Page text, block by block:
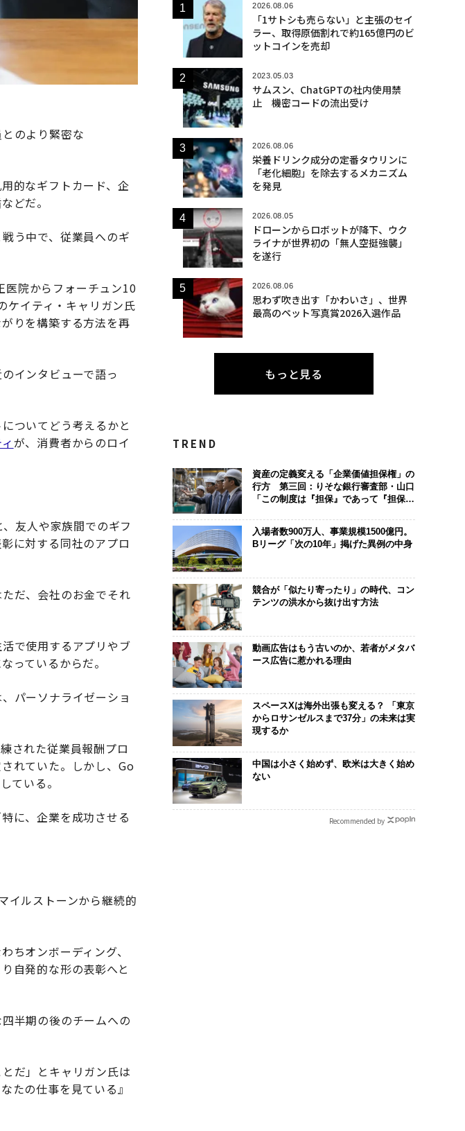
のより緊密な
的なギフトカード、企
どだ。
う中で、従業員へのギ
院からフォーチュン10
ケイティ・キャリガン氏
りを構築する方法を再
インタビューで語っ
ついてどう考えるかと
が、消費者からのロイ
友人や家族間でのギフ
に対する同社のアプロ
だ、会社のお金でそれ
で使用するアプリやブ
っているからだ。
パーソナライゼーショ
された従業員報酬プロ
れていた。しかし、Go
ている。
に、企業を成功させる
イルストーンから継続的
ちオンボーディング、
自発的な形の表彰へと
半期の後のチームへの
だ」とキャリガン氏は
たの仕事を見ている』
2026.08.06
「1サトシも売らない」と主張のセイ
ラー、取得原価割れで約165億円のビ
ットコインを売却
2023.05.03
サムスン、ChatGPTの社内使用禁
止 機密コードの流出受け
2026.08.06
栄養ドリンク成分の定番タウリンに
「老化細胞」を除去するメカニズム
を発見
2026.08.05
ドローンからロボットが降下、ウク
ライナが世界初の「無人空挺強襲」
を遂行
2026.08.06
思わず吹き出す「かわいさ」、世界
最高のペット写真賞2026入選作品
もっと見る
TREND
資産の定義変える「企業価値担保権」の
行方 第三回：りそな銀行審査部・山口
「この制度は『担保』であって『担保』
入場者数900万人、事業規模1500億円。
Bリーグ「次の10年」掲げた異例の中身
競合が「似たり寄ったり」の時代、コン
テンツの洪水から抜け出す方法
動画広告はもう古いのか、若者がメタバ
ース広告に惹かれる理由
スペースXは海外出張も変える？ 「東京
からロサンゼルスまで37分」の未来は実
現するか
中国は小さく始めず、欧米は大きく始め
ない
Recommended by